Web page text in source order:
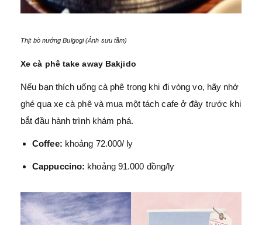
Thịt bò nướng Bulgogi (Ảnh sưu tầm)
Xe cà phê take away Bakjido
Nếu bạn thích uống cà phê trong khi đi vòng vo, hãy nhớ
ghé qua xe cà phê và mua một tách cafe ở đây trước khi
bắt đầu hành trình khám phá.
Coffee: khoảng 72.000/ ly
Cappuccino: khoảng 91.000 đồng/ly